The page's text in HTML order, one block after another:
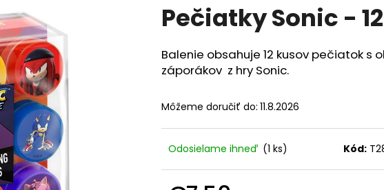
produktu
je
z
5
hviezdičiek.
Pečiatky Sonic -
Balenie obsahuje 12 kusov pečiatok
záporákov z hry Sonic.
Môžeme doručiť do: 11.8.2026
Odosielame ihneď (1 ks) Kód:
HĽADAŤ
Odporúčame